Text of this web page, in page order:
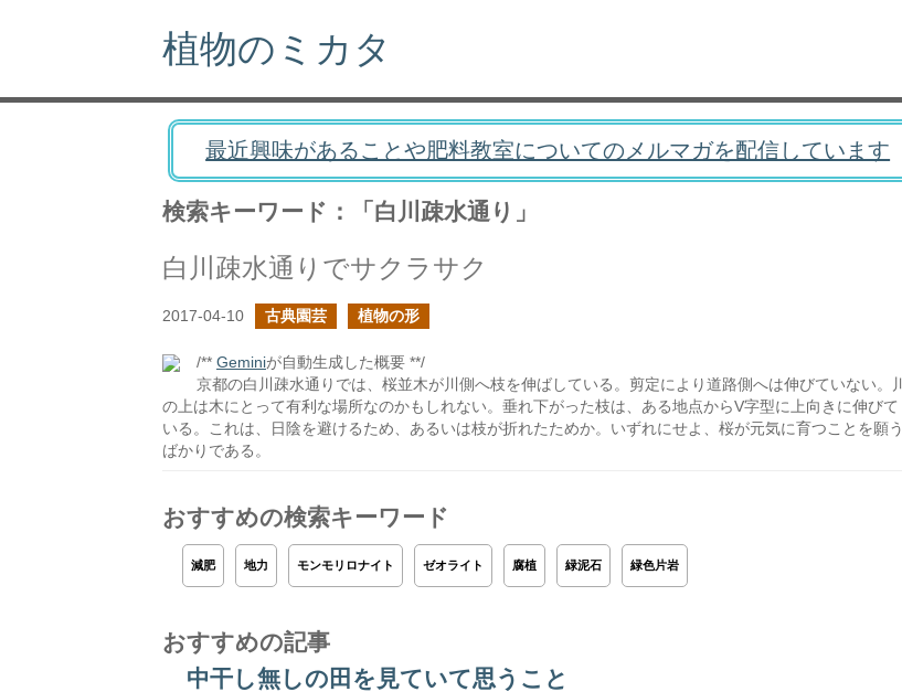
植物のミカタ
最近興味があることや肥料教室についてのメルマガを配信しています
検索キーワード：「白川疎水通り」
白川疎水通りでサクラサク
2017-04-10 古典園芸 植物の形
/** Geminiが自動生成した概要 **/
京都の白川疎水通りでは、桜並木が川側へ枝を伸ばしている。剪定により道路側へは伸びていない。川
の上は木にとって有利な場所なのかもしれない。垂れ下がった枝は、ある地点からV字型に上向きに伸びて
いる。これは、日陰を避けるため、あるいは枝が折れたためか。いずれにせよ、桜が元気に育つことを願う
ばかりである。
おすすめの検索キーワード
減肥 地力 モンモリロナイト ゼオライト 腐植 緑泥石 緑色片岩
おすすめの記事
中干し無しの田を見ていて思うこと